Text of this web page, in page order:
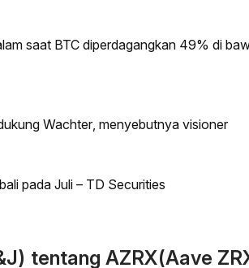
saat BTC diperdagangkan 49% di
Wachter, menyebutnya visioner
pada Juli – TD Securities
tentang AZRX(Aave